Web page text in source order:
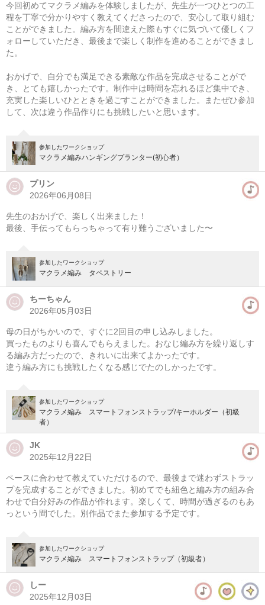
マクラメ編み ハンギングプランター
08/11(火・祝) 10:00-14:00
東京 （東横線）学芸大学駅から徒歩14分
東京 （東横線）学芸大学駅から徒歩14分
他日程あり
マクラメ編み ラウンドバスケット
08/11(火・祝) 10:00-14:00
東京 （東横線）学芸大学駅から徒歩14分
東京 （東横線）学芸大学駅から徒歩14分
他日程あり
今回初めてマクラメ編みを体験しましたが、先生が一つひとつの工
程を丁寧で分かりやすく教えてくださったので、安心して取り組む
ことができました。編み方を間違えた際もすぐに気づいて優しくフ
ォローしていただき、最後まで楽しく制作を進めることができまし
た。
おかげで、自分でも満足できる素敵な作品を完成させることがで
き、とても嬉しかったです。制作中は時間を忘れるほど集中でき、
充実した楽しいひとときを過ごすことができました。またぜひ参加
して、次は違う作品作りにも挑戦したいと思います。
参加したワークショップ
マクラメ編みハンギングプランター(初心者）
プリン
2026年06月08日
先生のおかげで、楽しく出来ました！
最後、手伝ってもらっちゃって有り難うございました〜
参加したワークショップ
マクラメ編み タペストリー
ちーちゃん
2026年05月03日
母の日がちかいので、すぐに2回目の申し込みしました。
買ったものよりも喜んでもらえました。おなじ編み方を繰り返しす
る編み方だったので、きれいに出来てよかったです。
違う編み方にも挑戦したくなる感じでたのしかったです。
参加したワークショップ
マクラメ編み スマートフォンストラップ/キーホルダー（初級
者）
JK
2025年12月22日
ペースに合わせて教えていただけるので、最後まで迷わずストラッ
プを完成することができました。初めてでも紐色と編み方の組み合
わせで自分好みの作品が作れます。楽しくて、時間が過ぎるのもあ
っという間でした。別作品でまた参加する予定です。
参加したワークショップ
マクラメ編み スマートフォンストラップ（初級者）
しー
2025年12月03日